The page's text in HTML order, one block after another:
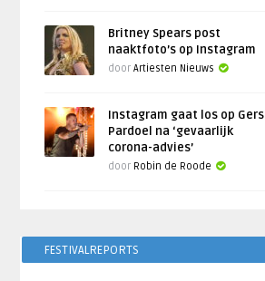
Britney Spears post
naaktfoto’s op Instagram
doorArtiesten Nieuws
Instagram gaat los op Gers
Pardoel na ‘gevaarlijk
corona-advies’
door Robin de Roode
FESTIVALREPORTS